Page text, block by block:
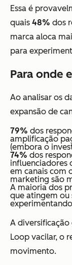
Essa é
quais 48% dos
marca aloca
para
Para onde
Ao analisar os
expansão de
79% dos
amplificação
(embora o
74% dos
influenciadores
em canais com
marketing são
A maioria dos
que atingem ou
A diversificação
Loop vacilar, o
movimento.